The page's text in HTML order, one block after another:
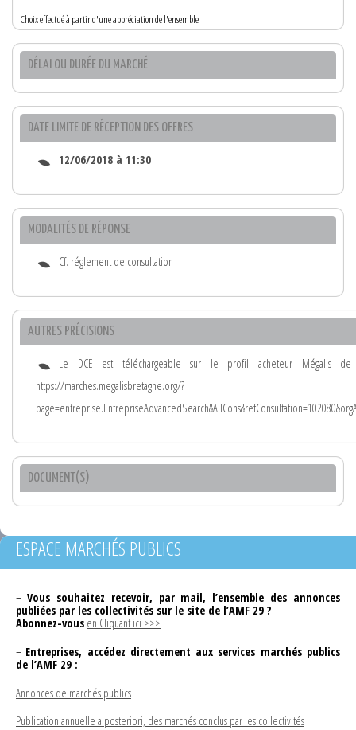
Choix effectué à partir d'une appréciation de l'ensemble
DÉLAI OU DURÉE DU MARCHÉ
DATE LIMITE DE RÉCEPTION DES OFFRES
12/06/2018 à 11:30
MODALITÉS DE RÉPONSE
Cf. réglement de consultation
AUTRES PRÉCISIONS
Le DCE est téléchargeable sur le profil acheteur Mégalis
https://marches.megalisbretagne.org/?
DOCUMENT(S)
ESPACE MARCHÉS PUBLICS
– Vous souhaitez recevoir, par mail, l’ensemble des annonces
publiées par les collectivités sur le site de l’AMF 29 ?
Abonnez-vous en Cliquant ici >>>
– Entreprises, accédez directement aux services marchés publics
de l’AMF 29 :
Annonces de marchés publics
Publication annuelle a posteriori, des marchés conclus par les collectivités